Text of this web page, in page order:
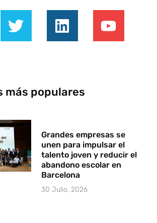
más populares
Grandes empresas se
unen para impulsar el
talento joven y reducir el
abandono escolar en
Barcelona
30 Julio, 2026